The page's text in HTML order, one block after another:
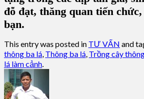
đỗ đạt, thăng quan tiến
bạn.
This entry was posted in TƯ VẤN and
thông ba lá, Thông ba lá, Trồng cây
lá làm cảnh.